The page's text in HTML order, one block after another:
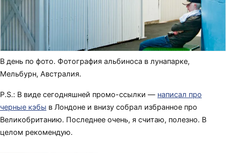
В день по фото. Фотография альбиноса в лунапарке,
Мельбурн, Австралия.
P.S.: В виде сегодняшней промо-ссылки — написал про
черные кэбы в Лондоне и внизу собрал избранное про
Великобританию. Последнее очень, я считаю, полезно. В
целом рекомендую.